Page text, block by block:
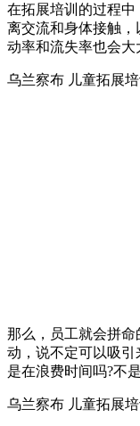
在拓展培训的过程
离交流和身体接触
动率和流失率也会大
乌兰察布 儿童拓展
那么，员工就会拼
动，说不定可以吸
是在浪费时间吗?不
乌兰察布 儿童拓展